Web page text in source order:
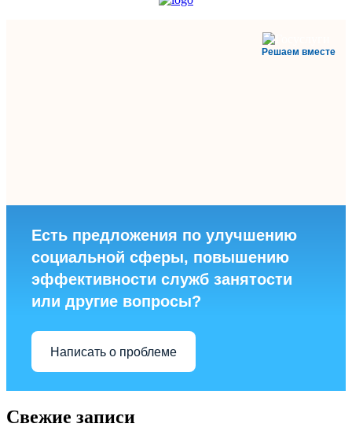
Решаем вместе
Есть предложения по улучшению
социальной сферы, повышению
эффективности служб занятости
или другие вопросы?
Написать о проблеме
Свежие записи